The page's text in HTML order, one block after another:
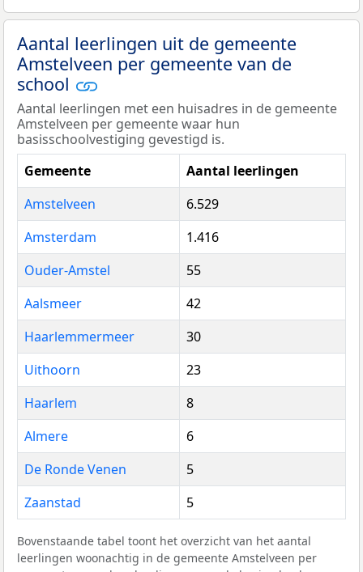
Aantal leerlingen uit de gemeente
Amstelveen per gemeente van de
school
Aantal leerlingen met een huisadres in de gemeente
Amstelveen per gemeente waar hun
basisschoolvestiging gevestigd is.
Gemeente
Aantal leerlingen
Amstelveen
6.529
Amsterdam
1.416
Ouder-Amstel
55
Aalsmeer
42
Haarlemmermeer
30
Uithoorn
23
Haarlem
8
Almere
6
De Ronde Venen
5
Zaanstad
5
Bovenstaande tabel toont het overzicht van het aantal
leerlingen woonachtig in de gemeente Amstelveen per